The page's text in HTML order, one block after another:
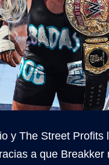
y The Street Profits
a que Breakker